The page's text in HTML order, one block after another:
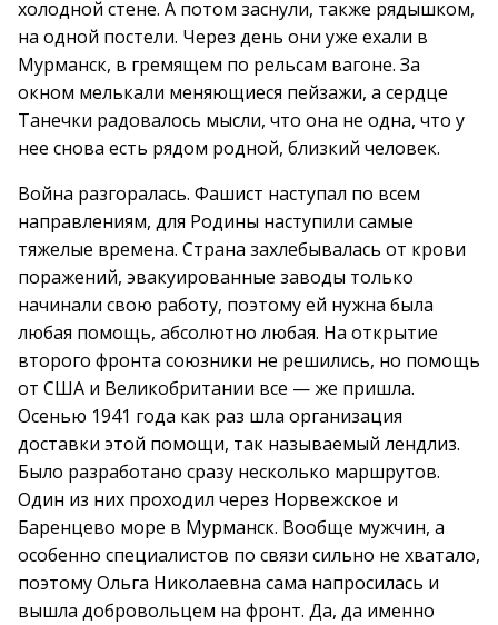
холодной стене. А потом заснули, также рядышком,
на одной постели. Через день они уже ехали в
Мурманск, в гремящем по рельсам вагоне. За
окном мелькали меняющиеся пейзажи, а сердце
Танечки радовалось мысли, что она не одна, что у
нее снова есть рядом родной, близкий человек.
Война разгоралась. Фашист наступал по всем
направлениям, для Родины наступили самые
тяжелые времена. Страна захлебывалась от крови
поражений, эвакуированные заводы только
начинали свою работу, поэтому ей нужна была
любая помощь, абсолютно любая. На открытие
второго фронта союзники не решились, но помощь
от США и Великобритании все — же пришла.
Осенью 1941 года как раз шла организация
доставки этой помощи, так называемый лендлиз.
Было разработано сразу несколько маршрутов.
Один из них проходил через Норвежское и
Баренцево море в Мурманск. Вообще мужчин, а
особенно специалистов по связи сильно не хватало,
поэтому Ольга Николаевна сама напросилась и
вышла добровольцем на фронт. Да, да именно